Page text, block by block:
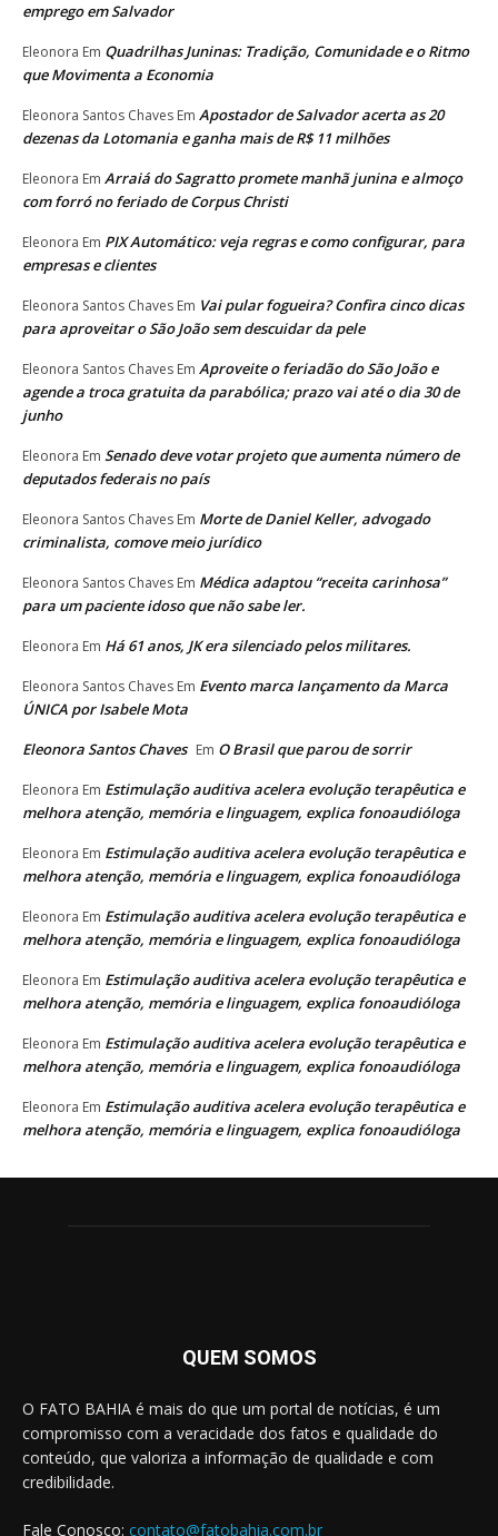
emprego em Salvador
Eleonora Em Quadrilhas Juninas: Tradição, Comunidade e o Ritmo
que Movimenta a Economia
Eleonora Santos Chaves Em Apostador de Salvador acerta as 20
dezenas da Lotomania e ganha mais de R$ 11 milhões
Eleonora Em Arraiá do Sagratto promete manhã junina e almoço
com forró no feriado de Corpus Christi
Eleonora Em PIX Automático: veja regras e como configurar, para
empresas e clientes
Eleonora Santos Chaves Em Vai pular fogueira? Confira cinco dicas
para aproveitar o São João sem descuidar da pele
Eleonora Santos Chaves Em Aproveite o feriadão do São João e
agende a troca gratuita da parabólica; prazo vai até o dia 30 de
junho
Eleonora Em Senado deve votar projeto que aumenta número de
deputados federais no país
Eleonora Santos Chaves Em Morte de Daniel Keller, advogado
criminalista, comove meio jurídico
Eleonora Santos Chaves Em Médica adaptou “receita carinhosa”
para um paciente idoso que não sabe ler.
Eleonora Em Há 61 anos, JK era silenciado pelos militares.
Eleonora Santos Chaves Em Evento marca lançamento da Marca
ÚNICA por Isabele Mota
Eleonora Santos Chaves Em O Brasil que parou de sorrir
Eleonora Em Estimulação auditiva acelera evolução terapêutica e
melhora atenção, memória e linguagem, explica fonoaudióloga
Eleonora Em Estimulação auditiva acelera evolução terapêutica e
melhora atenção, memória e linguagem, explica fonoaudióloga
Eleonora Em Estimulação auditiva acelera evolução terapêutica e
melhora atenção, memória e linguagem, explica fonoaudióloga
Eleonora Em Estimulação auditiva acelera evolução terapêutica e
melhora atenção, memória e linguagem, explica fonoaudióloga
Eleonora Em Estimulação auditiva acelera evolução terapêutica e
melhora atenção, memória e linguagem, explica fonoaudióloga
Eleonora Em Estimulação auditiva acelera evolução terapêutica e
melhora atenção, memória e linguagem, explica fonoaudióloga
QUEM SOMOS
O FATO BAHIA é mais do que um portal de notícias, é um
compromisso com a veracidade dos fatos e qualidade do
conteúdo, que valoriza a informação de qualidade e com
credibilidade.
Fale Conosco: contato@fatobahia.com.br